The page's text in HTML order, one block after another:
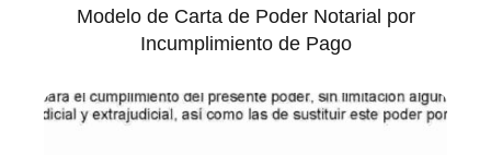
Modelo de Carta de Poder Notarial por
Incumplimiento de Pago